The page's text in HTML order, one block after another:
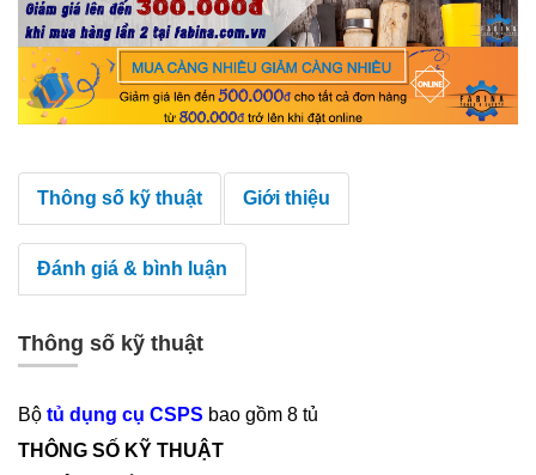
Thông số kỹ thuật Giới thiệu
Đánh giá & bình luận
Thông số kỹ thuật
Bộ tủ dụng cụ CSPS bao gồm 8 tủ
THÔNG SỐ KỸ THUẬT